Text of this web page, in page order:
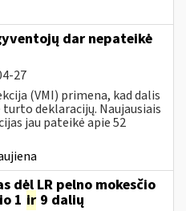
dar nepateikė
27
(VMI) primena, kad dalis
deklaracijų. Naujausiais
jau pateikė apie 52
dėl LR pelno mokesčio
1 ir 9 dalių